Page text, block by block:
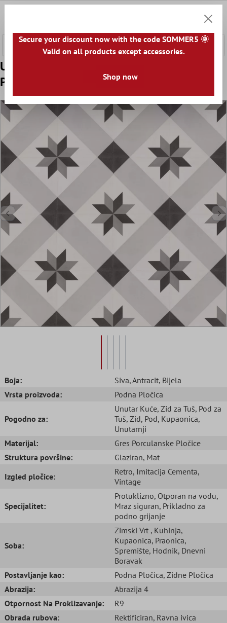
Uzorak Pločice Imitacija Cementa Arena
Podna Pločica Climont 18,6x18,6cm
Boja: Siva, Antracit, Bijela
Vrsta proizvoda:
Podna Pločica
Pogodno za:
Unutar Kuće, Zid za Tuš, Pod za
Tuš, Zid, Pod, Kupaonica,
Unutarnji
Materijal:
Gres Porculanske Pločice
Struktura površine:
Glaziran, Mat
Izgled pločice:
Retro, Imitacija Cementa,
Vintage
Specijalitet:
Protuklizno, Otporan na vodu,
Mraz siguran, Prikladno za
podno grijanje
Soba:
Zimski Vrt , Kuhinja,
Kupaonica, Praonica,
Spremište, Hodnik, Dnevni
Boravak
Postavljanje kao:
Podna Pločica, Zidne Pločica
Abrazija:
Abrazija 4
Otpornost Na Proklizavanje:
R9
Obrada rubova:
Rektificiran, Ravna ivica
Secure your discount now with the code SOMMER5 🌞
Valid on all products except accessories.
Shop now